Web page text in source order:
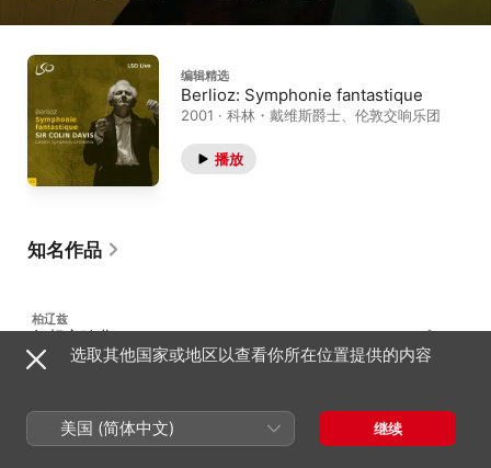
编辑精选
Berlioz: Symphonie fantastique
2001 · 科林・戴维斯爵士、伦敦交响乐团
播放
知名作品
柏辽兹
幻想交响曲
H 48 · 艺术家一生中的插曲
334
柏辽兹
选取其他国家或地区以查看你所在位置提供的内容
美国 (简体中文) 继续